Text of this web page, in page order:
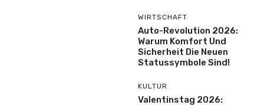
WIRTSCHAFT
Auto-Revolution 2026:
Warum Komfort Und
Sicherheit Die Neuen
Statussymbole Sind!
KULTUR
Valentinstag 2026: